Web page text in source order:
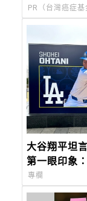
PR（台灣癌症基
大谷翔平坦
第一眼印象
專欄